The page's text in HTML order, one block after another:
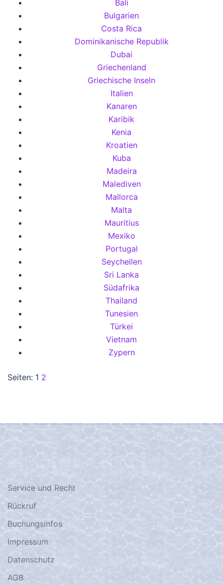
Bali
Bulgarien
Costa Rica
Dominikanische Republik
Dubai
Griechenland
Griechische Inseln
Italien
Kanaren
Karibik
Kenia
Kroatien
Kuba
Madeira
Malediven
Mallorca
Malta
Mauritius
Mexiko
Portugal
Seychellen
Sri Lanka
Südafrika
Thailand
Tunesien
Türkei
Vietnam
Zypern
Seiten: 1 2
SERVICE, RECHT, INFOS…
Service und Recht
Rückruf
Buchungsinfos
Impressum
Datenschutz
AGB